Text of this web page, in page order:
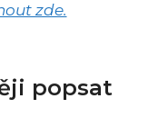
zde.
popsat